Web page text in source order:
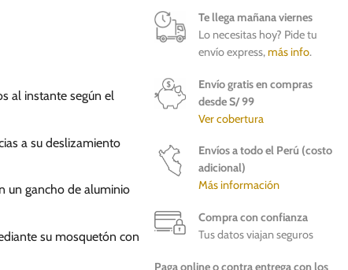
al instante según el
a su deslizamiento
un gancho de aluminio
su mosquetón con
Te llega mañana viernes
Lo necesitas hoy? Pide tu
envío express,más info.
Envío gratis en compras
desde S/ 99
Ver cobertura
Envíos a todo el Perú (costo
adicional)
Más información
Compra con confianza
Tus datos viajan seguros
Paga online o contra entrega con los